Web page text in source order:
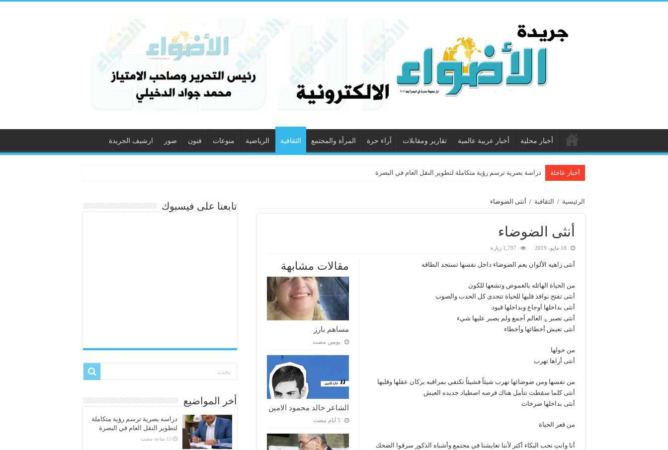
أخبار محلية أخبار عربية عالمية تقارير ومقابلات آراء حرة المرأة والمجتمع الثقافية الرياضية منوعات فنون صور ارشيف الجريدة
أخبار عاجلة دراسة بصرية ترسم رؤية متكاملة لتطوير النقل العام في البصرة
الرئيسية / الثقافية / أنثى الضوضاء
أنثى الضوضاء
18 مايو، 2019 1,797 زيارة
مقالات مشابهة
مساهم بارز
‏يومين مضت
الشاعر خالد محمود الامين
أنثى زاهيه الألوان يعم الضوضاء داخل نفسها تستجد الطاقه
من الحياة الهائله بالغموض وتشعها للكون
أنثى تفتح نوافذ قلبها للحياة تتحدى كل الحدب والصوب
أنثى بداخلها أوجاع وبداخلها قيود
أنثى تصبر ؏ العالم أجمع ولم يصبر عليها شيء
أنثى تعيش أخطائها وأخطاء
من حولها
أنثى أراها تهرب
من نفسها ومن ضوضائها تهرب شيئاً فشيئاً تكتفي بمراقبه بركان عقلها وقلبها
أنثى كلما سقطت تتأمل هناك فرصه اصطياد جديده العيش
أنثى بداخلها صرخات
من قعر الحياة
أنا وانتِ نحب البكاء أكثر لأننا تعايشنا في مجتمع وأشباه الذكور سرقوا الضحك
تابعنا على فيسبوك
أخر المواضيع
دراسة بصرية ترسم رؤية متكاملة
لتطوير النقل العام في البصرة